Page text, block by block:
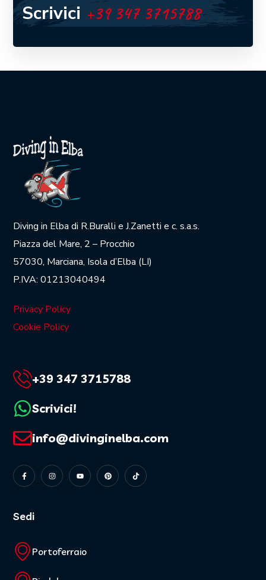
Scrivici +39 347 3715788
Diving in Elba di R.Buralli e J.Zanetti e c. s.a.s.
Piazza del Mare, 2 – Procchio
57030, Marciana, Isola d’Elba (LI)
P.IVA: 01213040494
Privacy Policy
Cookie Policy
+39 347 3715788
Scrivici!
info@divinginelba.com
Sedi
Portoferraio